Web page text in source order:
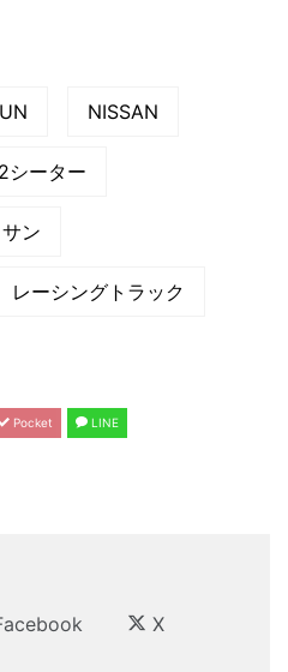
NISSAN
シーター
ン
レーシングトラック
Pocket LINE
X